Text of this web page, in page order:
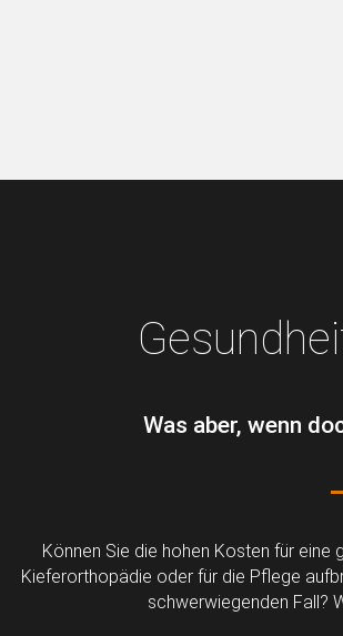
Was aber, wenn
Können Sie die hohen Kosten für eine
Kieferorthopädie oder für die Pflege
schwerwiegenden Fall?